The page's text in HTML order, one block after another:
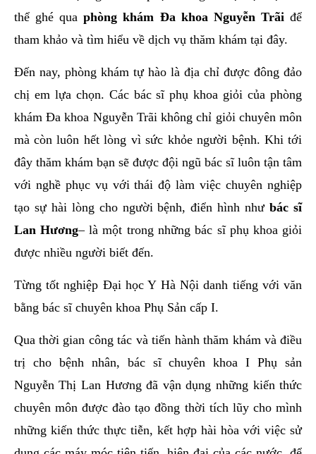
thể ghé quaphòng khám Đa khoa Nguyễn Trãiđể
tham khảo và tìm hiểu về dịch vụ thăm khám tại đây.
Đến nay, phòng khám tự hào là địa chỉ được đông đảo
chị em lựa chọn. Các bác sĩ phụ khoa giỏi của phòng
khám Đa khoa Nguyễn Trãi không chỉ giỏi chuyên môn
mà còn luôn hết lòng vì sức khỏe người bệnh. Khi tới
đây thăm khám bạn sẽ được đội ngũ bác sĩ luôn tận tâm
với nghề phục vụ với thái độ làm việc chuyên nghiệp
tạo sự hài lòng cho người bệnh, điển hình nhưbác sĩ
Lan Hương– là một trong những bác sĩ phụ khoa giỏi
được nhiều người biết đến.
Từng tốt nghiệp Đại học Y Hà Nội danh tiếng với văn
bằng bác sĩ chuyên khoa Phụ Sản cấp I.
Qua thời gian công tác và tiến hành thăm khám và điều
trị cho bệnh nhân, bác sĩ chuyên khoa I Phụ sản
Nguyễn Thị Lan Hương đã vận dụng những kiến thức
chuyên môn được đào tạo đồng thời tích lũy cho mình
những kiến thức thực tiễn, kết hợp hài hòa với việc sử